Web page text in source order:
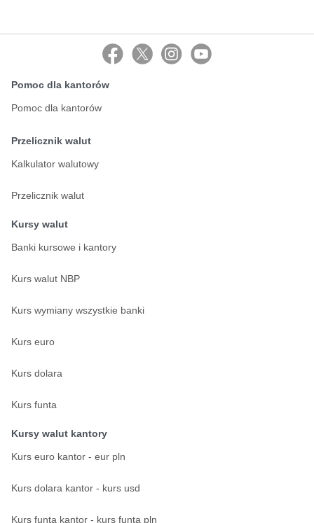
Pomoc dla kantorów
Pomoc dla kantorów
Przelicznik walut
Kalkulator walutowy
Przelicznik walut
Kursy walut
Banki kursowe i kantory
Kurs walut NBP
Kurs wymiany wszystkie banki
Kurs euro
Kurs dolara
Kurs funta
Kursy walut kantory
Kurs euro kantor - eur pln
Kurs dolara kantor - kurs usd
Kurs funta kantor - kurs funta pln